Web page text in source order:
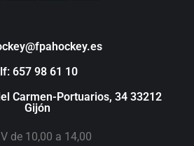
657 98 61 10
Carmen-Portuarios, 34 33212
Gijón
de 10,00 a 14,00